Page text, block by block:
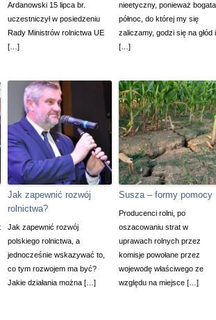
Ardanowski 15 lipca br.
uczestniczył w posiedzeniu
Rady Ministrów rolnictwa UE
[…]
nieetyczny, ponieważ bogata
północ, do której my się
zaliczamy, godzi się na głód i
[…]
Jak zapewnić rozwój
rolnictwa?
Jak zapewnić rozwój
polskiego rolnictwa, a
jednocześnie wskazywać to,
co tym rozwojem ma być?
Jakie działania można […]
Susza – formy pomocy
Producenci rolni, po
oszacowaniu strat w
uprawach rolnych przez
komisje powołane przez
wojewodę właściwego ze
względu na miejsce […]